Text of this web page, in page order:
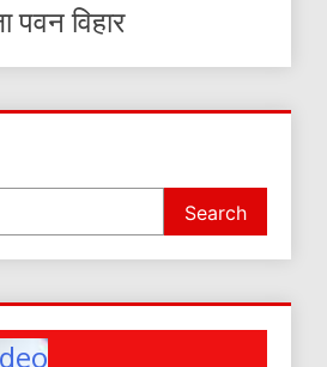
पवन विहार
Search